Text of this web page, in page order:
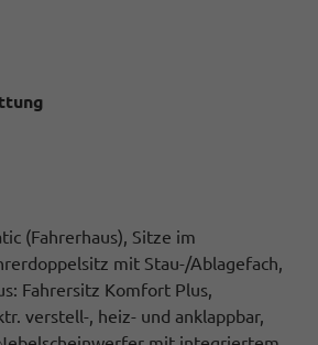
(Fahrerhaus), Sitze im
mit Stau-/Ablagefach,
Fahrersitz Komfort Plus,
verstell-, heiz- und anklappbar,